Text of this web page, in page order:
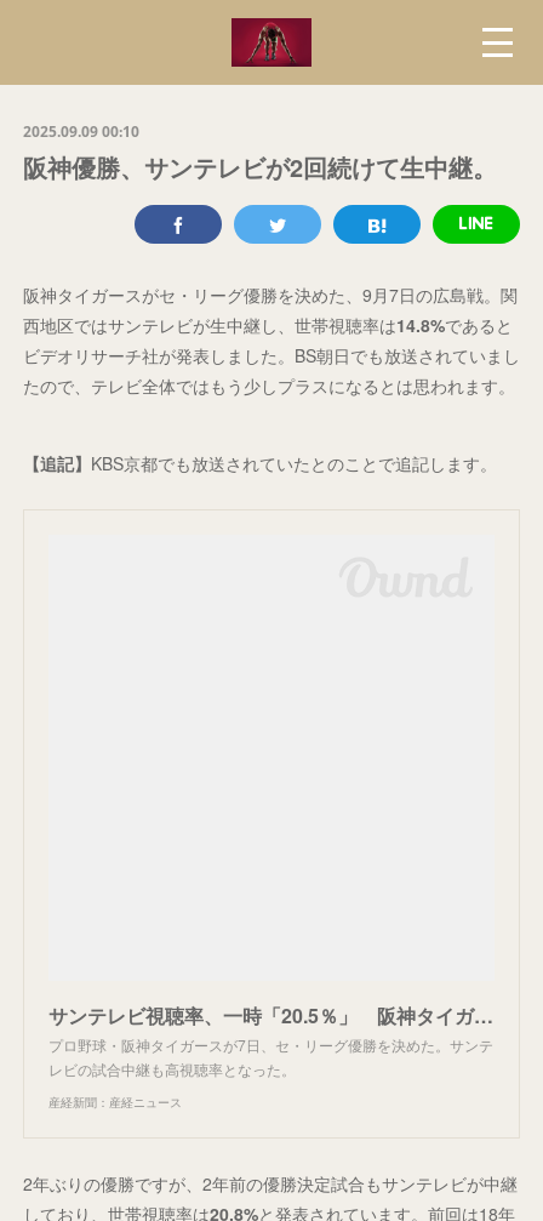
2025.09.09 00:10
阪神優勝、サンテレビが2回続けて生中継。
阪神タイガースがセ・リーグ優勝を決めた、9月7日の広島戦。関
西地区ではサンテレビが生中継し、世帯視聴率は14.8%であると
ビデオリサーチ社が発表しました。BS朝日でも放送されていまし
たので、テレビ全体ではもう少しプラスになるとは思われます。
【追記】 KBS京都でも放送されていたとのことで追記します。
サンテレビ視聴率、一時「20.5％」 阪神タイガース優勝で特別集計
プロ野球・阪神タイガースが7日、セ・リーグ優勝を決めた。サンテ
レビの試合中継も高視聴率となった。
産経新聞：産経ニュース
2年ぶりの優勝ですが、2年前の優勝決定試合もサンテレビが中継
しており、世帯視聴率は20.8%と発表されています。前回は18年